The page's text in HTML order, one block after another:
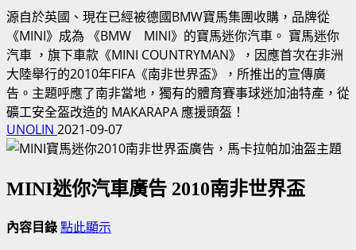
源自於英國、現在已經被德國BMW寶馬集團收購，品牌從
《MINI》成為 《BMW MINI》的寶馬迷你汽車。 寶馬迷你
汽車 ，旗下車款《MINI COUNTRYMAN》，因應首次在非洲
大陸舉行的2010年FIFA《南非世界盃》，所推出的宣傳廣
告。主題呼應了南非當地，獨有的體育賽事球迷加油特產，從
礦工安全盔改造的 MAKARAPA 應援頭盔！
UNOLIN 2021-09-07
MINI迷你汽車廣告 2010南非世界盃
內容目錄點此顯示